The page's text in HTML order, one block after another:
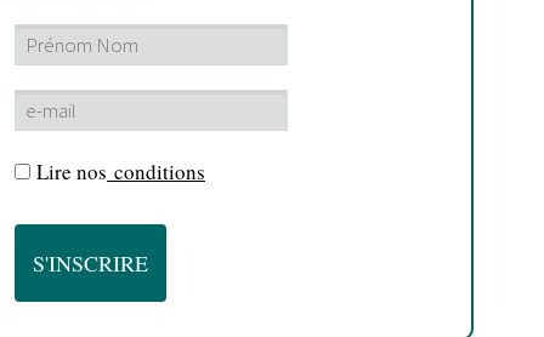
Lire nos conditions